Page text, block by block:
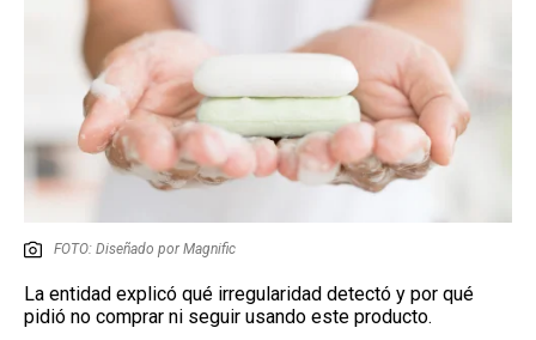
FOTO: Diseñado por Magnific
La entidad explicó qué irregularidad detectó y por qué
pidió no comprar ni seguir usando este producto.